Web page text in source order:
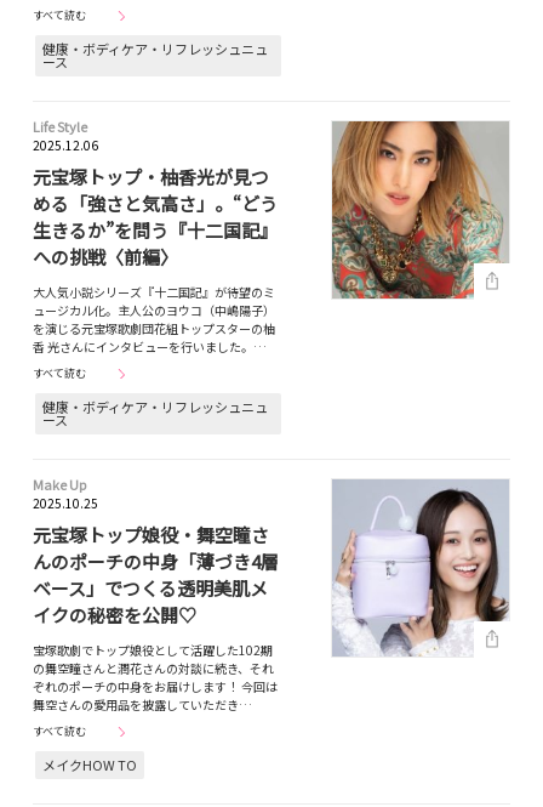
すべて読む
健康・ボディケア・リフレッシュニュ
ース
Life Style
2025.12.06
元宝塚トップ・柚香光が見つ
める「強さと気高さ」。“どう
生きるか”を問う『十二国記』
への挑戦〈前編〉
大人気小説シリーズ『十二国記』が待望のミ
ュージカル化。主人公のヨウコ（中嶋陽子）
を演じる元宝塚歌劇団花組トップスターの柚
香 光さんにインタビューを行いました。…
すべて読む
健康・ボディケア・リフレッシュニュ
ース
Make Up
2025.10.25
元宝塚トップ娘役・舞空瞳さ
んのポーチの中身「薄づき4層
ベース」でつくる透明美肌メ
イクの秘密を公開♡
宝塚歌劇でトップ娘役として活躍した102期
の舞空瞳さんと潤花さんの対談に続き、それ
ぞれのポーチの中身をお届けします！ 今回は
舞空さんの愛用品を披露していただき…
すべて読む
メイクHOW TO